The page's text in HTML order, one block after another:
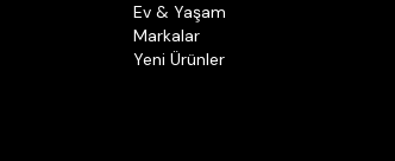
Ev & Yaşam
Markalar
Yeni Ürünler